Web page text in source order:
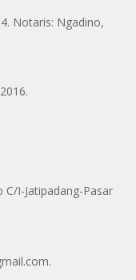
Notaris: Ngadino,
C/I-Jatipadang-Pasar